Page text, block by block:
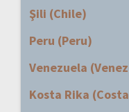
Şili (Chile)
Peru (Peru)
Venezuela
Kosta Rika